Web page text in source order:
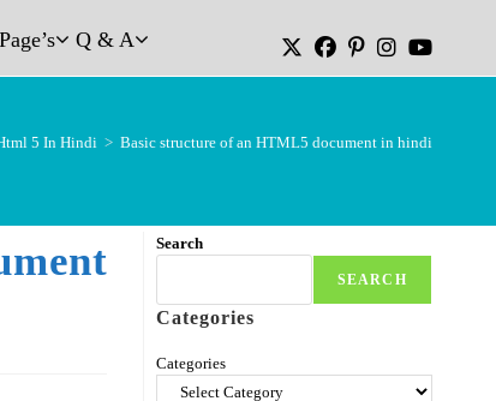
Page’s Q & A
5 In Hindi > Basic structure of an HTML5 document in hindi
Search
SEARCH
Categories
Categories